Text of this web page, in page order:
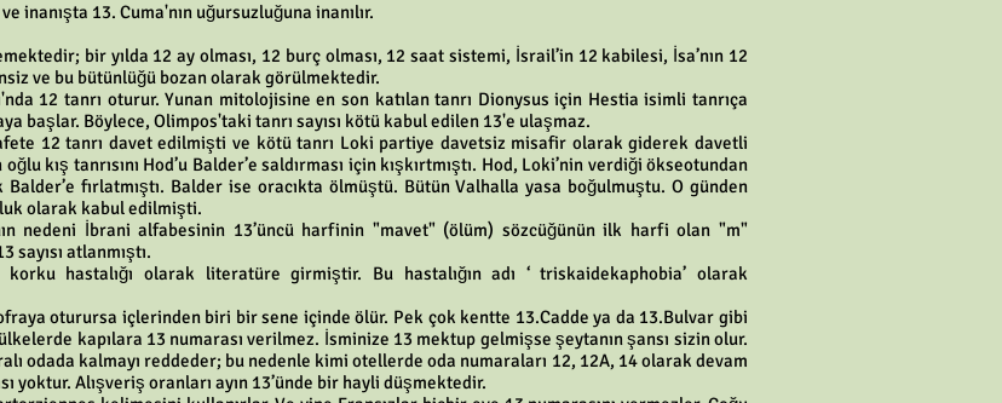
inanışta 13. Cuma'nın uğursuzluğuna inanılır.
bir yılda 12 ay olması, 12 burç olması, 12 saat sistemi, İsrail’in 12 kabilesi, İsa’nın 12
ve bu bütünlüğü bozan olarak görülmektedir.
12 tanrı oturur. Yunan mitolojisine en son katılan tanrı Dionysus için Hestia isimli tanrıça
başlar. Böylece, Olimpos'taki tanrı sayısı kötü kabul edilen 13'e ulaşmaz.
12 tanrı davet edilmişti ve kötü tanrı Loki partiye davetsiz misafir olarak giderek davetli
kış tanrısını Hod’u Balder’e saldırması için kışkırtmıştı. Hod, Loki’nin verdiği ökseotundan
Balder’e fırlatmıştı. Balder ise oracıkta ölmüştü. Bütün Valhalla yasa boğulmuştu. O günden
olarak kabul edilmişti.
nedeni İbrani alfabesinin 13’üncü harfinin "mavet" (ölüm) sözcüğünün ilk harfi olan "m"
sayısı atlanmıştı.
korku hastalığı olarak literatüre girmiştir. Bu hastalığın adı ‘ triskaidekaphobia’ olarak
oturursa içlerinden biri bir sene içinde ölür. Pek çok kentte 13.Cadde ya da 13.Bulvar gibi
kapılara 13 numarası verilmez. İsminize 13 mektup gelmişse şeytanın şansı sizin olur.
odada kalmayı reddeder; bu nedenle kimi otellerde oda numaraları 12, 12A, 14 olarak devam
yoktur. Alışveriş oranları ayın 13’ünde bir hayli düşmektedir.